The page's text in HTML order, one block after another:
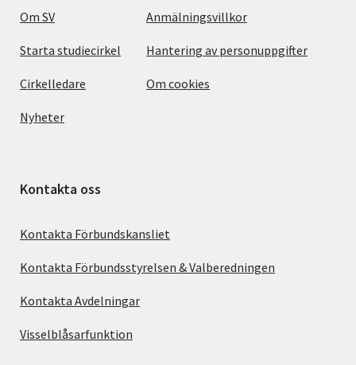
Om SV
Starta studiecirkel
Cirkelledare
Nyheter
Anmälningsvillkor
Hantering av personuppgifter
Om cookies
Kontakta oss
Kontakta Förbundskansliet
Kontakta Förbundsstyrelsen & Valberedningen
Kontakta Avdelningar
Visselblåsarfunktion